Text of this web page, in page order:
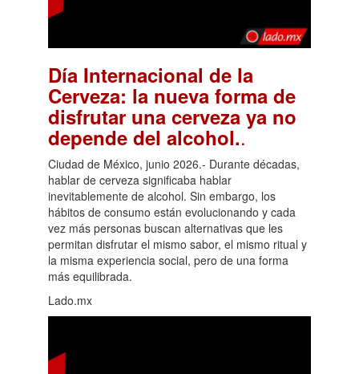
Día Internacional de la
Cerveza: la nueva forma de
disfrutar una cerveza ya no
depende del alcohol..
Ciudad de México, junio 2026.- Durante décadas,
hablar de cerveza significaba hablar
inevitablemente de alcohol. Sin embargo, los
hábitos de consumo están evolucionando y cada
vez más personas buscan alternativas que les
permitan disfrutar el mismo sabor, el mismo ritual y
la misma experiencia social, pero de una forma
más equilibrada.
Lado.mx